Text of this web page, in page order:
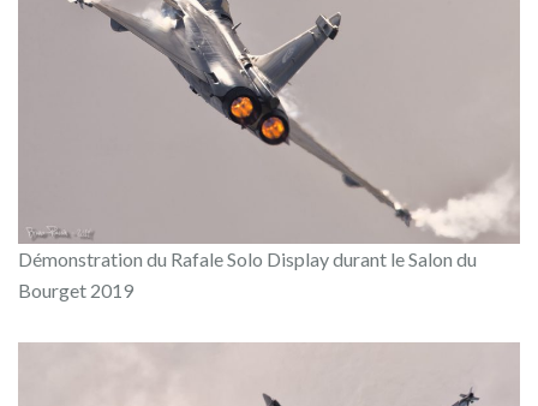
Démonstration du Rafale Solo Display durant le Salon du
Bourget 2019